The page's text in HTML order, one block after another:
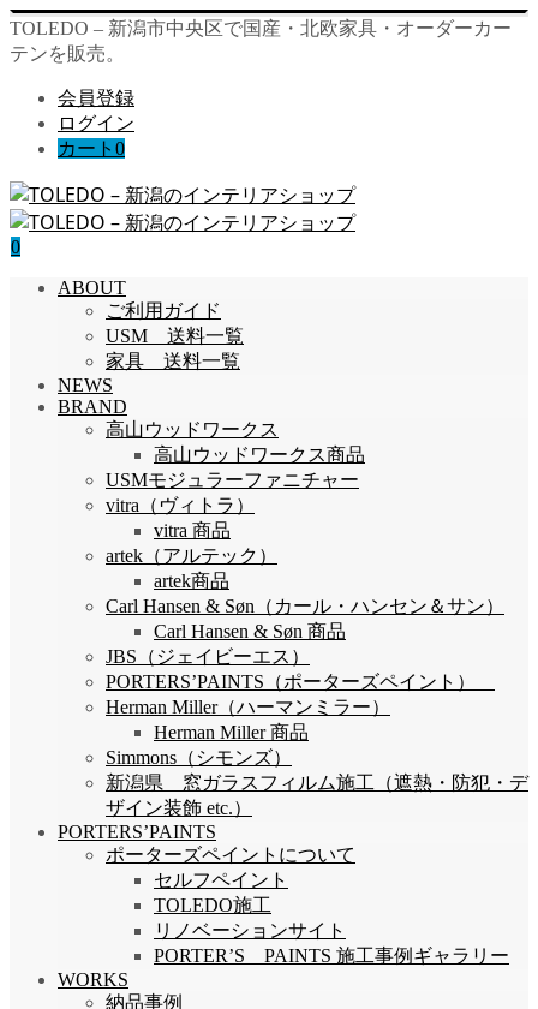
TOLEDO – 新潟市中央区で国産・北欧家具・オーダーカー
テンを販売。
会員登録
ログイン
カート 0
0
ABOUT
ご利用ガイド
USM 送料一覧
家具 送料一覧
NEWS
BRAND
高山ウッドワークス
高山ウッドワークス商品
USMモジュラーファニチャー
vitra（ヴィトラ）
vitra 商品
artek（アルテック）
artek商品
Carl Hansen & Søn（カール・ハンセン＆サン）
Carl Hansen & Søn 商品
JBS（ジェイビーエス）
PORTERS’PAINTS（ポーターズペイント）
Herman Miller（ハーマンミラー）
Herman Miller 商品
Simmons（シモンズ）
新潟県 窓ガラスフィルム施工（遮熱・防犯・デ
ザイン装飾 etc.）
PORTERS’PAINTS
ポーターズペイントについて
セルフペイント
TOLEDO施工
リノベーションサイト
PORTER’S PAINTS 施工事例ギャラリー
WORKS
納品事例